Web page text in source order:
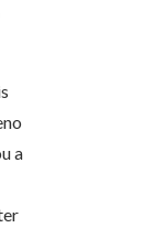
a